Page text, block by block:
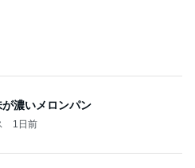
濃いメロンパン
1日前